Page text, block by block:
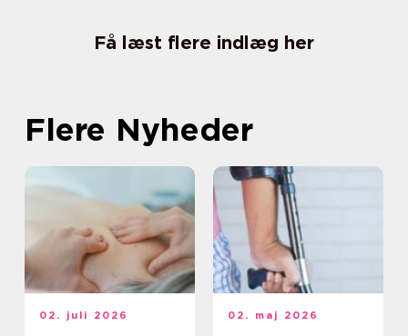
Få læst flere indlæg her
Flere Nyheder
02. juli 2026 02. maj 2026